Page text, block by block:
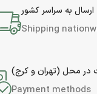
ارسال به سراسر کشور
Shipping
در محل (تهران و کرج)
Payment methods